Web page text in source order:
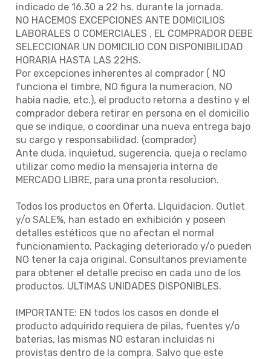
indicado de 16.30 a 22 hs. durante la jornada.
NO HACEMOS EXCEPCIONES ANTE DOMICILIOS
LABORALES O COMERCIALES , EL COMPRADOR DEBE
SELECCIONAR UN DOMICILIO CON DISPONIBILIDAD
HORARIA HASTA LAS 22HS.
Por excepciones inherentes al comprador ( NO
funciona el timbre, NO figura la numeracion, NO
habia nadie, etc.), el producto retorna a destino y el
comprador debera retirar en persona en el domicilio
que se indique, o coordinar una nueva entrega bajo
su cargo y responsabilidad. (comprador)
Ante duda, inquietud, sugerencia, queja o reclamo
utilizar como medio la mensajeria interna de
MERCADO LIBRE, para una pronta resolucion.
Todos los productos en Oferta, LIquidacion, Outlet
y/o SALE%, han estado en exhibición y poseen
detalles estéticos que no afectan el normal
funcionamiento, Packaging deteriorado y/o pueden
NO tener la caja original. Consultanos previamente
para obtener el detalle preciso en cada uno de los
productos. ULTIMAS UNIDADES DISPONIBLES.
IMPORTANTE: EN todos los casos en donde el
producto adquirido requiera de pilas, fuentes y/o
baterias, las mismas NO estaran incluidas ni
provistas dentro de la compra. Salvo que este